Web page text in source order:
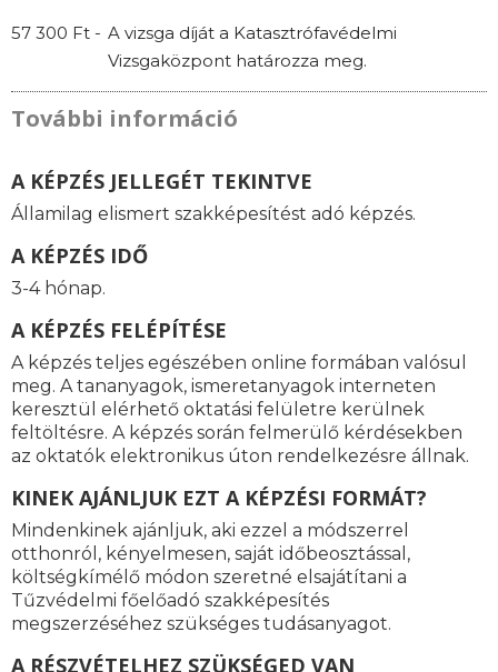
57 300 Ft - A vizsga díját a Katasztrófavédelmi
Vizsgaközpont határozza meg.
További információ
A KÉPZÉS JELLEGÉT TEKINTVE
Államilag elismert szakképesítést adó képzés.
A KÉPZÉS IDŐ
3-4 hónap.
A KÉPZÉS FELÉPÍTÉSE
A képzés teljes egészében online formában valósul
meg. A tananyagok, ismeretanyagok interneten
keresztül elérhető oktatási felületre kerülnek
feltöltésre. A képzés során felmerülő kérdésekben
az oktatók elektronikus úton rendelkezésre állnak.
KINEK AJÁNLJUK EZT A KÉPZÉSI FORMÁT?
Mindenkinek ajánljuk, aki ezzel a módszerrel
otthonról, kényelmesen, saját időbeosztással,
költségkímélő módon szeretné elsajátítani a
Tűzvédelmi főelőadó szakképesítés
megszerzéséhez szükséges tudásanyagot.
A RÉSZVÉTELHEZ SZÜKSÉGED VAN